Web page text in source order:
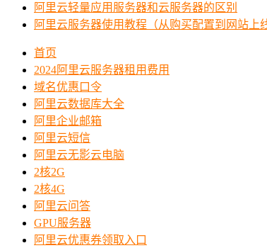
阿里云轻量应用服务器和云服务器的区别
阿里云服务器使用教程（从购买配置到网站上
首页
2024阿里云服务器租用费用
域名优惠口令
阿里云数据库大全
阿里企业邮箱
阿里云短信
阿里云无影云电脑
2核2G
2核4G
阿里云问答
GPU服务器
阿里云优惠券领取入口